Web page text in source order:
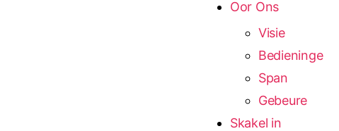
Oor Ons
Visie
Bedieninge
Span
Gebeure
Skakel in